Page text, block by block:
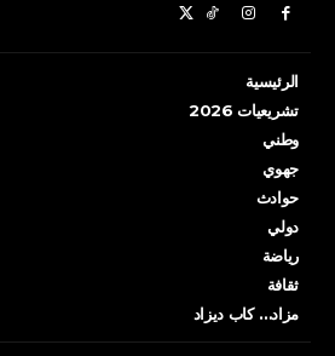
الرئيسية
تشريعيات 2026
وطني
جهوي
حوادث
دولي
رياضة
ثقافة
مزاد… كاب ديزاد